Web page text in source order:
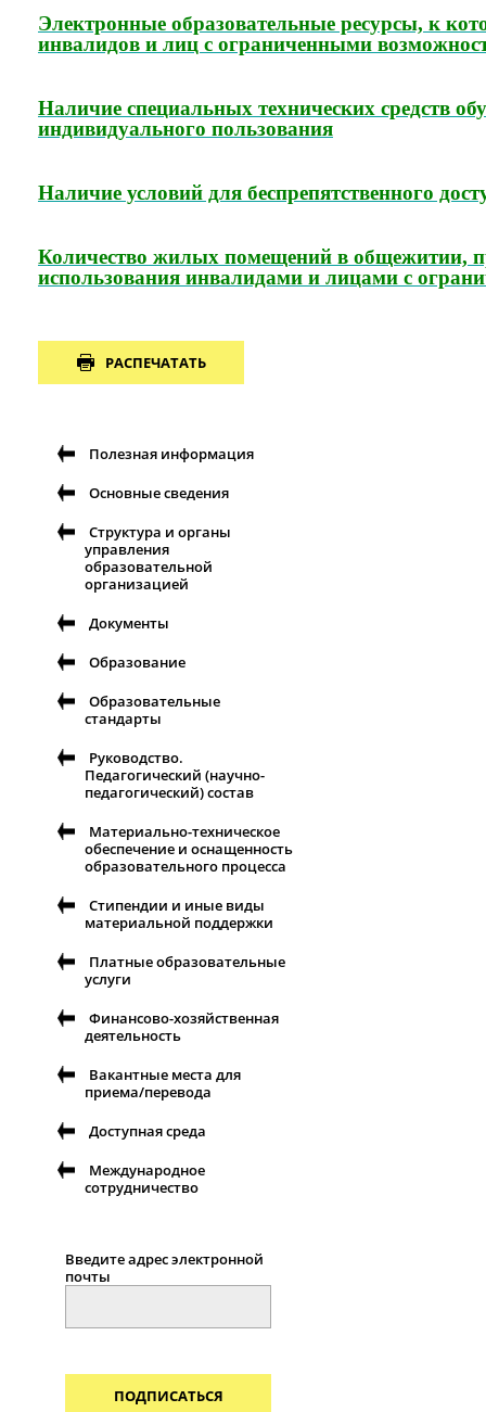
Электронные образовательные ресурсы, к
инвалидов и лиц с ограниченными
Наличие специальных технических средств
индивидуального пользования
Наличие условий для беспрепятственного
Количество жилых помещений в общежитии,
использования инвалидами и лицами с
РАСПЕЧАТАТЬ
Полезная информация
Основные сведения
Структура и органы
управления
образовательной
организацией
Документы
Образование
Образовательные
стандарты
Руководство.
Педагогический (научно-
педагогический) состав
Материально-техническое
обеспечение и оснащенность
образовательного процесса
Стипендии и иные виды
материальной поддержки
Платные образовательные
услуги
Финансово-хозяйственная
деятельность
Вакантные места для
приема/перевода
Доступная среда
Международное
сотрудничество
Введите адрес электронной
почты
ПОДПИСАТЬСЯ